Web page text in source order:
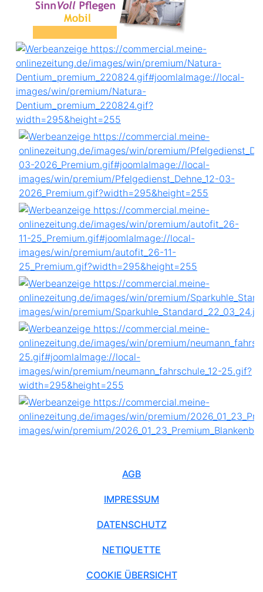
AGB
IMPRESSUM
DATENSCHUTZ
NETIQUETTE
COOKIE ÜBERSICHT